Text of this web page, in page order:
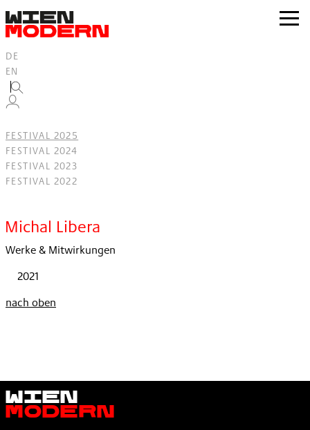
springen
zur
DE
EN
FESTIVAL 2025
FESTIVAL 2024
FESTIVAL 2023
FESTIVAL 2022
Michal Libera
Werke & Mitwirkungen
2021
nach oben
Wien
Modern